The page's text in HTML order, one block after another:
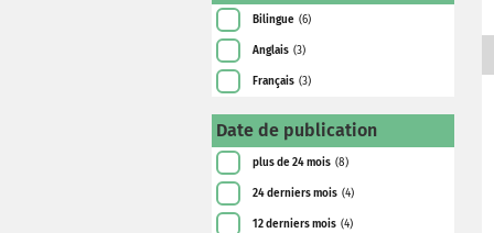
Bilingue (6)
Anglais (3)
Français (3)
Date de publication
plus de 24 mois (8)
24 derniers mois (4)
12 derniers mois (4)